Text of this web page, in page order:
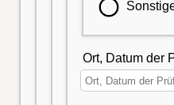
Ort, Datum der